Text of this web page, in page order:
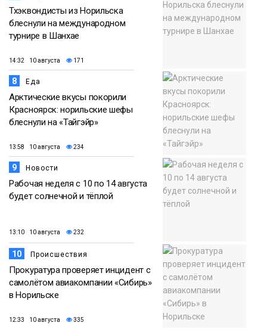
Тхэквондисты из Норильска
блеснули на международном
турнире в Шанхае
14:32 10 августа 171
8 Еда
Арктические вкусы покорили
Красноярск: норильские шефы
блеснули на «Тайгэйр»
13:58 10 августа 234
9 Новости
Рабочая неделя с 10 по 14 августа
будет солнечной и тёплой
13:10 10 августа 232
10 Происшествия
Прокуратура проверяет инцидент с
самолётом авиакомпании «Сибирь»
в Норильске
12:33 10 августа 335